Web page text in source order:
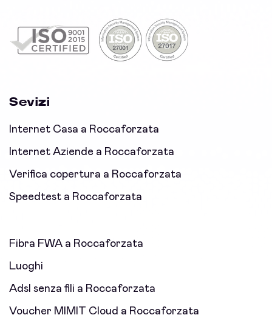
Sevizi
Internet Casa a Roccaforzata
Internet Aziende a Roccaforzata
Verifica copertura a Roccaforzata
Speedtest a Roccaforzata
Fibra FWA a Roccaforzata
Luoghi
Adsl senza fili a Roccaforzata
Voucher MIMIT Cloud a Roccaforzata